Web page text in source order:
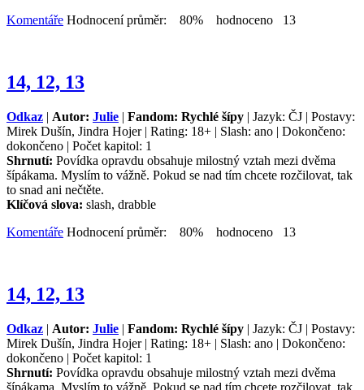
Komentáře Hodnocení průměr: 80% hodnoceno 13
14, 12, 13
Odkaz | Autor: Julie | Fandom: Rychlé šípy | Jazyk: ČJ | Postavy:
Mirek Dušín, Jindra Hojer | Rating: 18+ | Slash: ano | Dokončeno:
dokončeno | Počet kapitol: 1
Shrnutí: Povídka opravdu obsahuje milostný vztah mezi dvěma
šípákama. Myslím to vážně. Pokud se nad tím chcete rozčilovat, tak
to snad ani nečtěte.
Klíčová slova: slash, drabble
Komentáře Hodnocení průměr: 80% hodnoceno 13
14, 12, 13
Odkaz | Autor: Julie | Fandom: Rychlé šípy | Jazyk: ČJ | Postavy:
Mirek Dušín, Jindra Hojer | Rating: 18+ | Slash: ano | Dokončeno:
dokončeno | Počet kapitol: 1
Shrnutí: Povídka opravdu obsahuje milostný vztah mezi dvěma
šípákama. Myslím to vážně. Pokud se nad tím chcete rozčilovat, tak